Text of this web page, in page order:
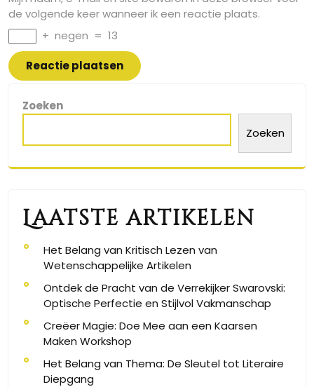
de volgende keer wanneer ik een reactie plaats.
+ negen = 13
Zoeken
Zoeken
Laatste artikelen
Het Belang van Kritisch Lezen van
Wetenschappelijke Artikelen
Ontdek de Pracht van de Verrekijker Swarovski:
Optische Perfectie en Stijlvol Vakmanschap
Creëer Magie: Doe Mee aan een Kaarsen
Maken Workshop
Het Belang van Thema: De Sleutel tot Literaire
Diepgang